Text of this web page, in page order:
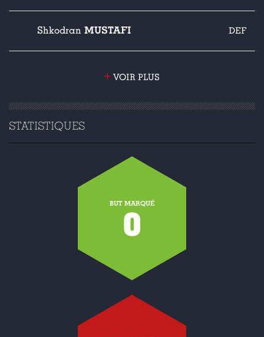
Shkodran MUSTAFI DEF
+ VOIR PLUS
STATISTIQUES
BUT MARQUÉ
0